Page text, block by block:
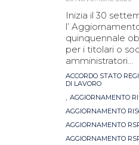
Inizia il 30
l’
quinquennale
per i titolari o
amministratori...
Tags
ACCORDO STATO
DI LAVORO
, AGGIORNAMENTO
AGGIORNAMENTO
AGGIORNAMENTO
AGGIORNAMENTO